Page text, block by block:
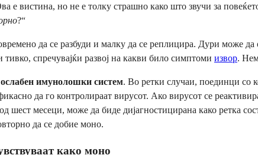
е вистина, но не е толку страшно како што звучи за
?“
да се разбуди и малку да се реплицира. Дури може да
спречувајќи развој на какви било симптоми извор.
ослабен имунолошки систем. Во ретки случаи, поединци со
да го контролираат вирусот. Ако вирусот се
месеци, може да биде дијагностицирана како ретка
да се добие моно.
како моно